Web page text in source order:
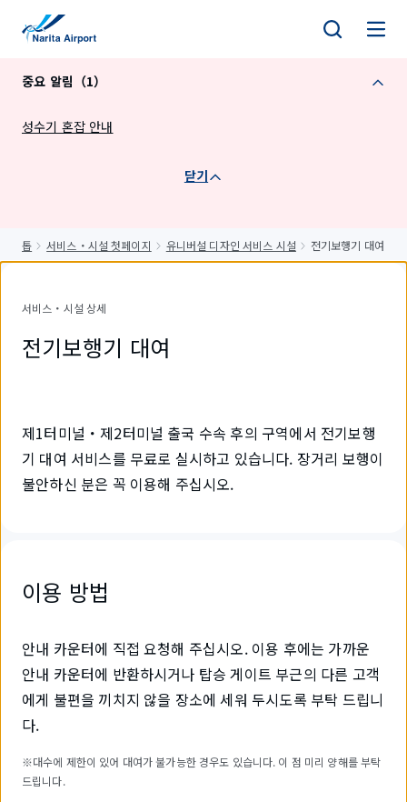
중요 알림（1）
성수기 혼잡 안내
닫기
톱 서비스・시설 첫페이지 유니버설 디자인 서비스 시설 전기보행기 대여
서비스・시설 상세
전기보행기 대여
제1터미널・제2터미널 출국 수속 후의 구역에서 전기보행
기 대여 서비스를 무료로 실시하고 있습니다. 장거리 보행이
불안하신 분은 꼭 이용해 주십시오.
이용 방법
안내 카운터에 직접 요청해 주십시오. 이용 후에는 가까운
안내 카운터에 반환하시거나 탑승 게이트 부근의 다른 고객
에게 불편을 끼치지 않을 장소에 세워 두시도록 부탁 드립니
다.
※대수에 제한이 있어 대여가 불가능한 경우도 있습니다. 이 점 미리 양해를 부탁
드립니다.